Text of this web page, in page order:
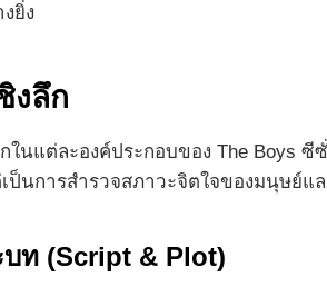
ยิ่ง
งลึก
กในแต่ละองค์ประกอบของ The Boys
ป็นการสำรวจสภาวะจิตใจของมนุษย์แ
บท (Script & Plot)